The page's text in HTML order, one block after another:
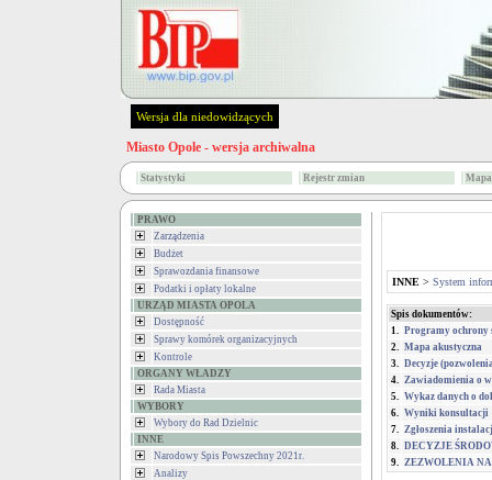
Wersja dla niedowidzących
Miasto Opole - wersja archiwalna
Statystyki Rejestr zmian
PRAWO
Zarządzenia
Budżet
Sprawozdania finansowe
Podatki i opłaty lokalne
URZĄD MIASTA OPOLA
Dostępność
Sprawy komórek organizacyjnych
Kontrole
ORGANY WŁADZY
Rada Miasta
WYBORY
Wybory do Rad Dzielnic
INNE
Narodowy Spis Powszechny 2021r.
Analizy
INNE > System
Spis dokumentów:
1. Programy
2. Mapa akustyczna
3. Decyzje
4. Zawiadomienia o
5. Wykaz danych o
6. Wyniki konsultacji
7. Zgłoszenia
8. DECYZJE
9. ZEZWOLENIA